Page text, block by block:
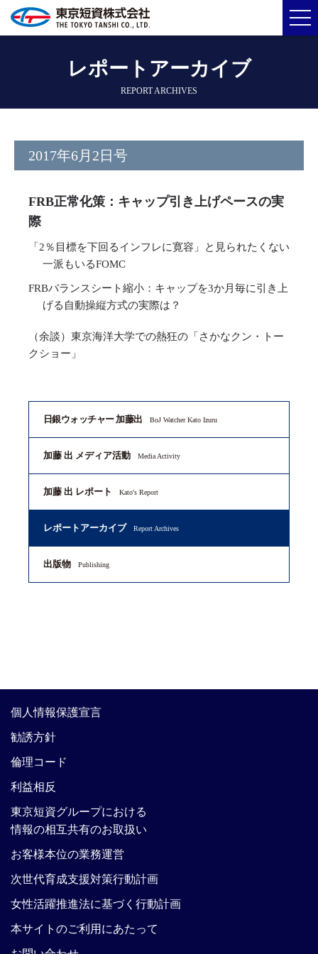
レポートアーカイブ
REPORT ARCHIVES
2017年6月2日号
FRB正常化策：キャップ引き上げペースの実
際
「2％目標を下回るインフレに寛容」と見られたくない
一派もいるFOMC
FRBバランスシート縮小：キャップを3か月毎に引き上
げる自動操縦方式の実際は？
（余談）東京海洋大学での熱狂の「さかなクン・トー
クショー」
日銀ウォッチャー 加藤出 BoJ Watcher Kato Izuru
加藤 出 メディア活動 Media Activity
加藤 出 レポート Kato's Report
レポートアーカイブ Report Archives
出版物 Publishing
個人情報保護宣言
勧誘方針
倫理コード
利益相反
東京短資グループにおける
情報の相互共有のお取扱い
お客様本位の業務運営
次世代育成支援対策行動計画
女性活躍推進法に基づく行動計画
本サイトのご利用にあたって